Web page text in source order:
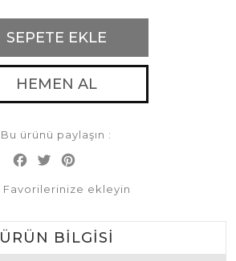
SEPETE EKLE
HEMEN AL
Bu ürünü paylaşın :
Facebook
Twitter
Favorilerinize ekleyin
ÜRÜN BILGISI